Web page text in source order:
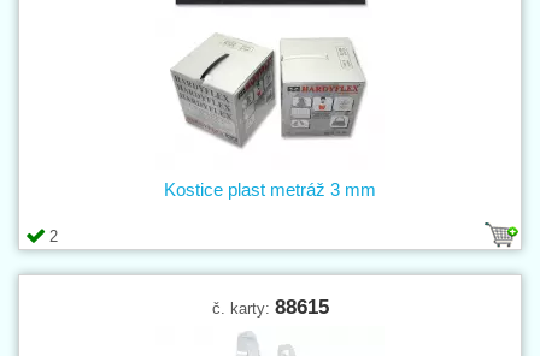
2
Kostice plast metráž 3 mm
č. karty: 88615